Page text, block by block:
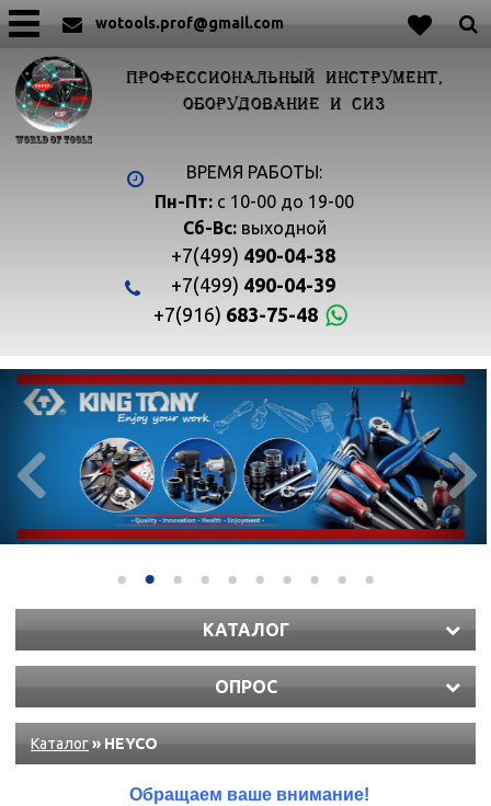
wotools.prof@gmail.com
ПРОФЕССИОНАЛЬНЫЙ ИНСТРУМЕНТ,
ОБОРУДОВАНИЕ И СИЗ
ВРЕМЯ РАБОТЫ:
Пн-Пт: с 10-00 до 19-00
Сб-Вс:выходной
+7(499) 490-04-38
+7(499) 490-04-39
+7(916) 683-75-48
 
КАТАЛОГ
ОПРОС
Каталог» HEYCO
Обращаем ваше внимание!